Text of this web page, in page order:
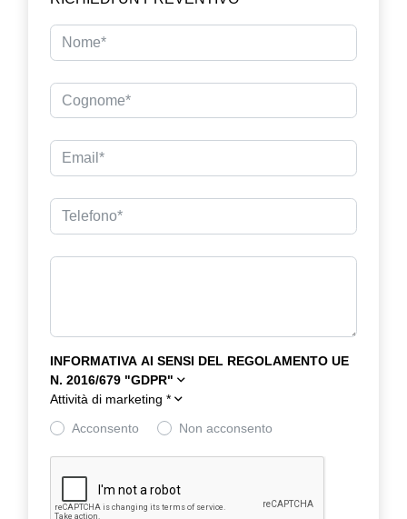
INFORMATIVA AI SENSI DEL REGOLAMENTO UE
N. 2016/679 "GDPR"
Attività di marketing *
Acconsento Non acconsento